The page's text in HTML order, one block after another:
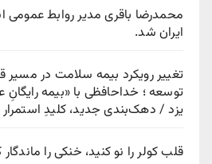
ایران شد.
تغییر رویکرد بیمه سلامت در مسیر
توسعه ؛ خداحافظی با «بیمه رایگانِ
یزد / دهک‌بندی جدید، کلیدِ
قلب کولر را نو کنید، خنکی را ماندگار